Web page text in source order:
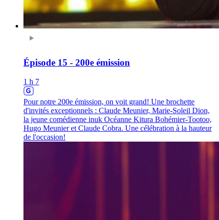
Épisode 15 - 200e émission
1 h 7
Pour notre 200e émission, on voit grand! Une brochette
d'invités exceptionnels : Claude Meunier, Marie-Soleil Dion,
la jeune comédienne inuk Océanne Kitura Bohémier-Tootoo,
Hugo Meunier et Claude Cobra. Une célébration à la hauteur
de l'occasion!